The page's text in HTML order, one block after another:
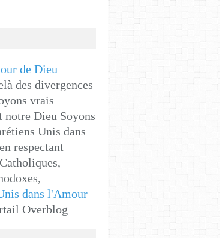
des divergences
vrais
notre Dieu Soyons
Unis dans
respectant
dans l'Amour
Overblog